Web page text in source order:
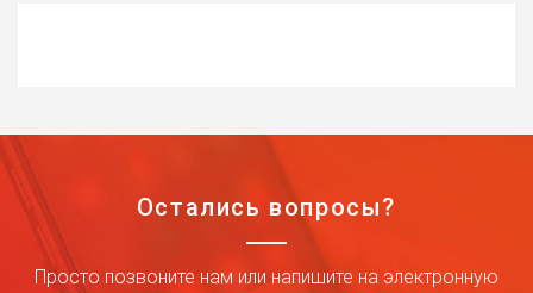
Остались вопросы?
Просто позвоните нам или напишите на электронную